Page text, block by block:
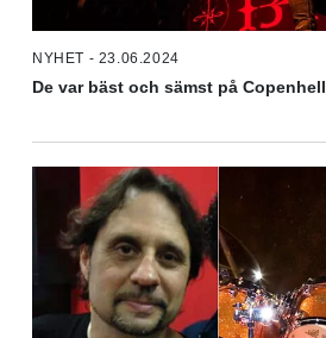
NYHET - 23.06.2024
De var bäst och sämst på Copenhell